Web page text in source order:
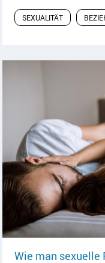
SEXUALITÄT
Wie man